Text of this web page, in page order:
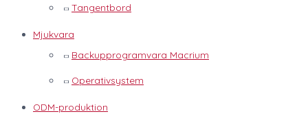
Tangentbord
Mjukvara
Backupprogramvara Macrium
Operativsystem
ODM-produktion